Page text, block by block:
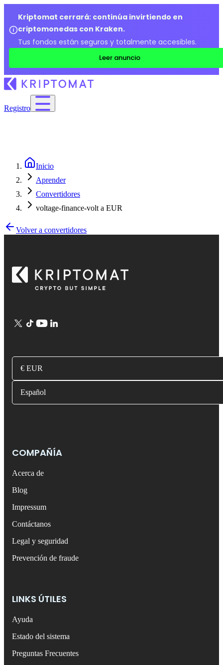
Kriptomat cerrará: continúa invirtiendo en
criptomonedas con Kraken.
Tus fondos están seguros y totalmente accesibles.
Leer anuncio
Registro
Inicio
Aprender
Convertidores
voltage-finance-volt a EUR
Volver a convertidores
€ EUR
Español
COMPAÑÍA
Acerca de
Blog
Impressum
Contáctanos
Legal y seguridad
Prevención de fraude
LINKS ÚTILES
Ayuda
Estado del sistema
Preguntas Frecuentes